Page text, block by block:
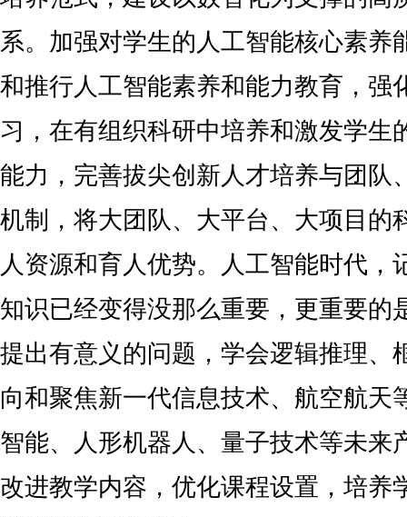
系。加强对学生的人工智能核心素养
和推行人工智能素养和能力教育，强
习，在有组织科研中培养和激发学生
能力，完善拔尖创新人才培养与团队
机制，将大团队、大平台、大项目的
人资源和育人优势。人工智能时代，
知识已经变得没那么重要，更重要的
提出有意义的问题，学会逻辑推理、
向和聚焦新一代信息技术、航空航天
智能、人形机器人、量子技术等未来
改进教学内容，优化课程设置，培养